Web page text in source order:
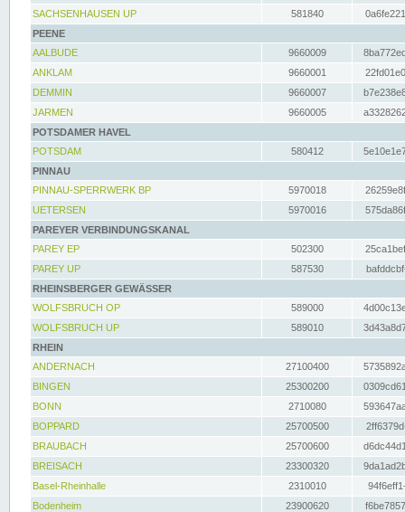
SACHSENHAUSEN UP
581840
PEENE
AALBUDE
9660009
ANKLAM
9660001
DEMMIN
9660007
JARMEN
9660005
POTSDAMER HAVEL
POTSDAM
580412
PINNAU
PINNAU-SPERRWERK BP
5970018
UETERSEN
5970016
PAREYER VERBINDUNGSKANAL
PAREY EP
502300
PAREY UP
587530
RHEINSBERGER GEWÄSSER
WOLFSBRUCH OP
589000
WOLFSBRUCH UP
589010
RHEIN
ANDERNACH
27100400
BINGEN
25300200
BONN
2710080
BOPPARD
25700500
BRAUBACH
25700600
BREISACH
23300320
Basel-Rheinhalle
2310010
Bodenheim
23900620